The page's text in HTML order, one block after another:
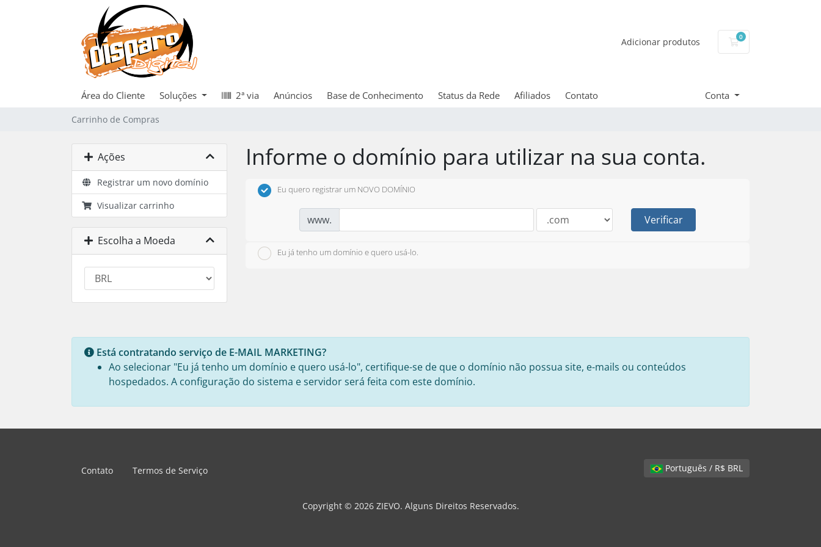
Adicionar produtos 0
Carrinho de
Área do Cliente Soluções 2ª via Anúncios Base de Conhecimento Status da Rede Afiliados Contato Conta
Carrinho de Compras
Ações
Registrar um novo domínio
Visualizar carrinho
Escolha a Moeda
Informe o domínio para utilizar na sua conta.
Eu quero registrar um NOVO DOMÍNIO
www. Verificar
Eu já tenho um domínio e quero usá-lo.
Está contratando serviço de E-MAIL MARKETING?
Ao selecionar "Eu já tenho um domínio e quero usá-lo", certifique-se de que o domínio não possua site, e-mails ou conteúdos
hospedados. A configuração do sistema e servidor será feita com este domínio.
Português / R$ BRL
Contato Termos de Serviço
Copyright © 2026 ZIEVO. Alguns Direitos Reservados.